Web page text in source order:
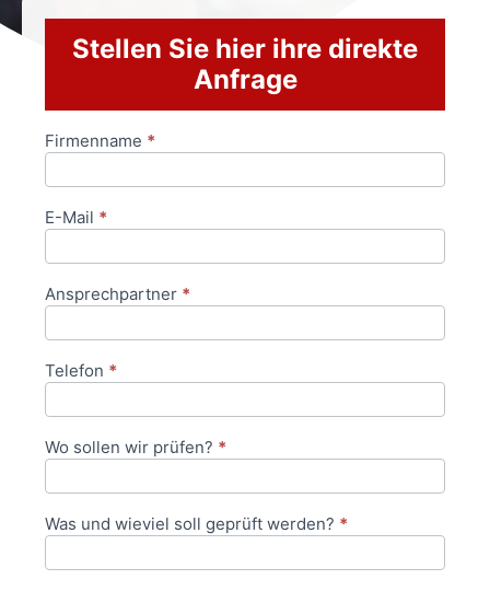
Stellen Sie hier ihre direkte
Anfrage
Anfrageformular
Firmenname *
E-Mail *
Ansprechpartner *
Telefon *
Wo sollen wir prüfen? *
Was und wieviel soll geprüft werden? *